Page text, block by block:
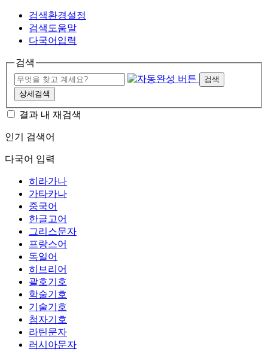
검색환경설정
검색도움말
다국어입력
검색
검색
상세검색
결과 내 재검색
인기 검색어
다국어 입력
히라가나
가타카나
중국어
한글고어
그리스문자
프랑스어
독일어
히브리어
괄호기호
학술기호
기술기호
첨자기호
라틴문자
러시아문자